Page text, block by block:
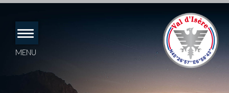
directement
contenu
MENU